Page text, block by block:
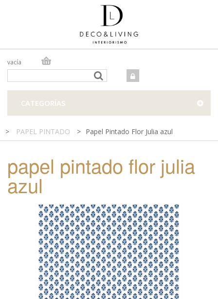
vacía
TIENDA FÍSICA
CATEGORÍAS
> PAPEL PINTADO > Papel Pintado Flor Julia azul
papel pintado flor julia
azul